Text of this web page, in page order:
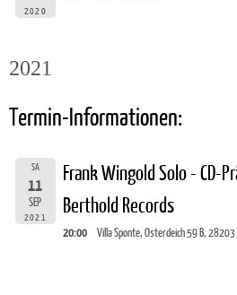
2020
2021
Termin-Informationen:
SA
11
SEP
2021
Frank Wingold Solo - CD-
Berthold Records
20:00 Villa Sponte, Osterdeich 59 B, 28203